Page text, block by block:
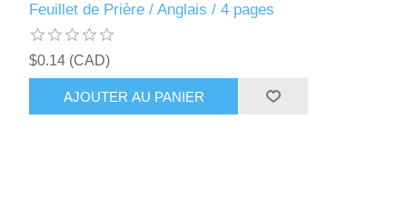
Feuillet de Prière / Anglais / 4 pages
$0.14 (CAD)
AJOUTER AU PANIER